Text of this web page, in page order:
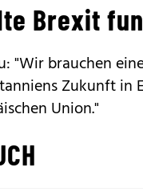
Brexit
"Wir brauchen
Zukunft in
Union."